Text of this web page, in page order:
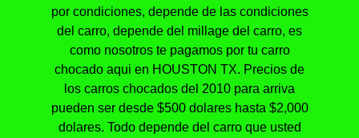
por condiciones, depende de las condiciones
del carro, depende del millage del carro, es
como nosotros te pagamos por tu carro
chocado aqui en HOUSTON TX. Precios de
los carros chocados del 2010 para arriva
pueden ser desde $500 dolares hasta $2,000
dolares. Todo depende del carro que usted